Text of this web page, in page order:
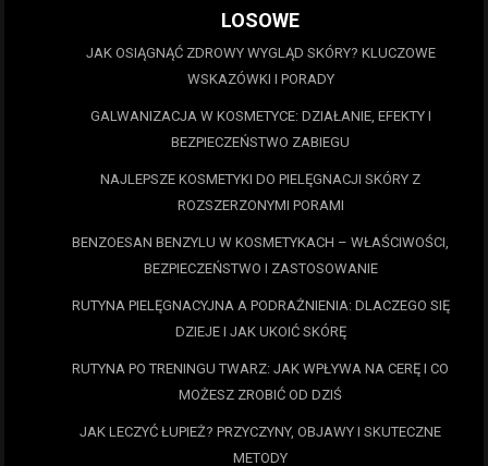
LOSOWE
JAK OSIĄGNĄĆ ZDROWY WYGLĄD SKÓRY? KLUCZOWE
WSKAZÓWKI I PORADY
GALWANIZACJA W KOSMETYCE: DZIAŁANIE, EFEKTY I
BEZPIECZEŃSTWO ZABIEGU
NAJLEPSZE KOSMETYKI DO PIELĘGNACJI SKÓRY Z
ROZSZERZONYMI PORAMI
BENZOESAN BENZYLU W KOSMETYKACH – WŁAŚCIWOŚCI,
BEZPIECZEŃSTWO I ZASTOSOWANIE
RUTYNA PIELĘGNACYJNA A PODRAŻNIENIA: DLACZEGO SIĘ
DZIEJE I JAK UKOIĆ SKÓRĘ
RUTYNA PO TRENINGU TWARZ: JAK WPŁYWA NA CERĘ I CO
MOŻESZ ZROBIĆ OD DZIŚ
JAK LECZYĆ ŁUPIEŻ? PRZYCZYNY, OBJAWY I SKUTECZNE
METODY